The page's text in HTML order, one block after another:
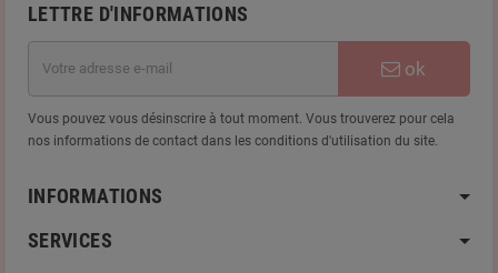
LETTRE D'INFORMATIONS
ok
Vous pouvez vous désinscrire à tout moment. Vous trouverez pour cela
nos informations de contact dans les conditions d'utilisation du site.
INFORMATIONS
SERVICES